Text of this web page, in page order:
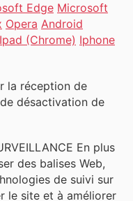
Edge Microsoft
Opera Android
(Chrome) Iphone
la réception de
désactivation de
En plus
des balises Web,
de suivi sur
le site et à améliorer